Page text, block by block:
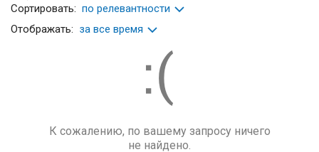
Сортировать: по релевантности
Отображать: за все время
К сожалению, по вашему запросу ничего
не найдено.